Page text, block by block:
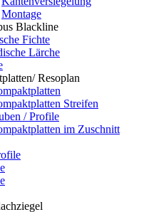
Montage
Blackline
Fichte
Lärche
Resoplan
Streifen
/ Profile
im Zuschnitt